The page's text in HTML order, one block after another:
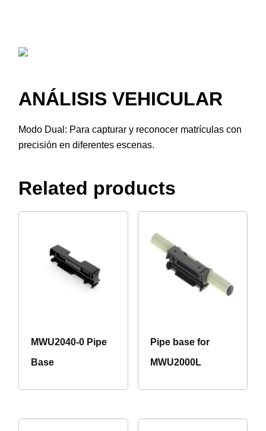
ANÁLISIS VEHICULAR
Modo Dual: Para capturar y reconocer matrículas con
precisión en diferentes escenas.
Related products
MWU2040-0 Pipe
Base
Pipe base for
MWU2000L